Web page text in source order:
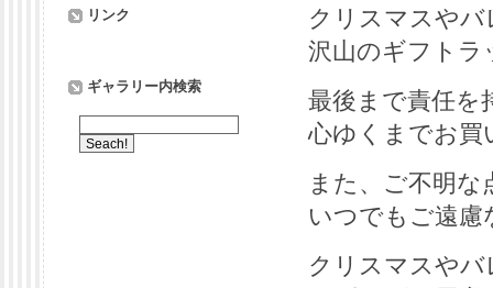
リンク
ギャラリー内検索
クリスマスや
沢山のギフトラ
最後まで責任を
心ゆくまでお買
また、ご不明
いつでもご遠
クリスマスや